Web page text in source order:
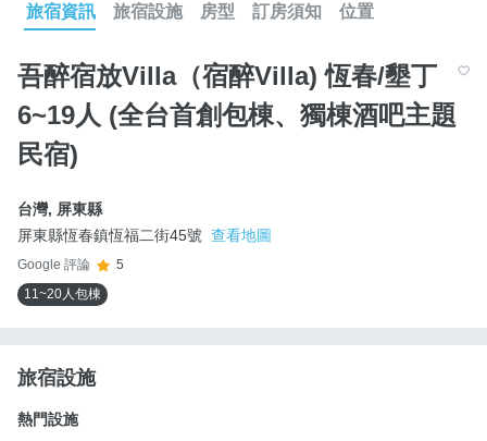
旅宿資訊 旅宿設施 房型 訂房須知 位置
吾醉宿放Villa（宿醉Villa) 恆春/墾丁
6~19人 (全台首創包棟、獨棟酒吧主題
民宿)
台灣, 屏東縣
屏東縣恆春鎮恆福二街45號 查看地圖
Google 評論
5
11~20人包棟
旅宿設施
熱門設施